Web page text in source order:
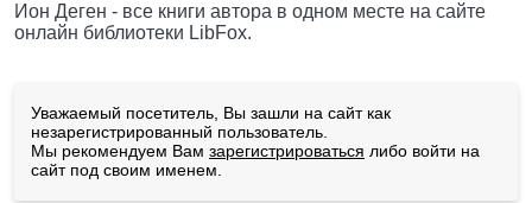
Ион Деген - все книги автора в одном месте на сайте
онлайн библиотеки LibFox.
Уважаемый посетитель, Вы зашли на сайт как
незарегистрированный пользователь.
Мы рекомендуем Вам зарегистрироваться либо войти на
сайт под своим именем.